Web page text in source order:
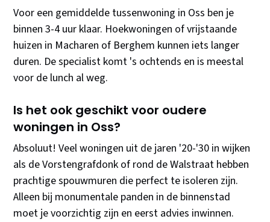
Voor een gemiddelde tussenwoning in Oss ben je
binnen 3-4 uur klaar. Hoekwoningen of vrijstaande
huizen in Macharen of Berghem kunnen iets langer
duren. De specialist komt 's ochtends en is meestal
voor de lunch al weg.
Is het ook geschikt voor oudere
woningen in Oss?
Absoluut! Veel woningen uit de jaren '20-'30 in wijken
als de Vorstengrafdonk of rond de Walstraat hebben
prachtige spouwmuren die perfect te isoleren zijn.
Alleen bij monumentale panden in de binnenstad
moet je voorzichtig zijn en eerst advies inwinnen.